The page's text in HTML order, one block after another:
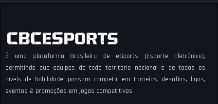
É uma plataforma Brasileira de eSports (Esporte Eletrônico),
permitindo que equipes de todo território nacional e de todos os
níveis de habilidade, possam competir em torneios, desafios, ligas,
eventos & promoções em jogos competitivos.